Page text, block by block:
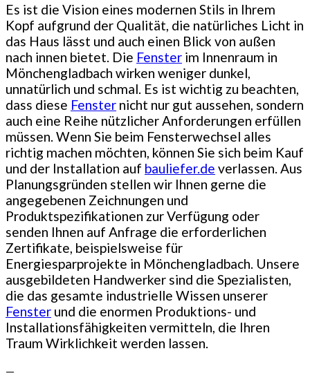
Es ist die Vision eines modernen Stils in Ihrem
Kopf aufgrund der Qualität, die natürliches Licht in
das Haus lässt und auch einen Blick von außen
nach innen bietet. Die Fenster im Innenraum in
Mönchengladbach wirken weniger dunkel,
unnatürlich und schmal. Es ist wichtig zu beachten,
dass diese Fenster nicht nur gut aussehen, sondern
auch eine Reihe nützlicher Anforderungen erfüllen
müssen. Wenn Sie beim Fensterwechsel alles
richtig machen möchten, können Sie sich beim Kauf
und der Installation auf bauliefer.de verlassen. Aus
Planungsgründen stellen wir Ihnen gerne die
angegebenen Zeichnungen und
Produktspezifikationen zur Verfügung oder
senden Ihnen auf Anfrage die erforderlichen
Zertifikate, beispielsweise für
Energiesparprojekte in Mönchengladbach. Unsere
ausgebildeten Handwerker sind die Spezialisten,
die das gesamte industrielle Wissen unserer
Fenster und die enormen Produktions- und
Installationsfähigkeiten vermitteln, die Ihren
Traum Wirklichkeit werden lassen.
—